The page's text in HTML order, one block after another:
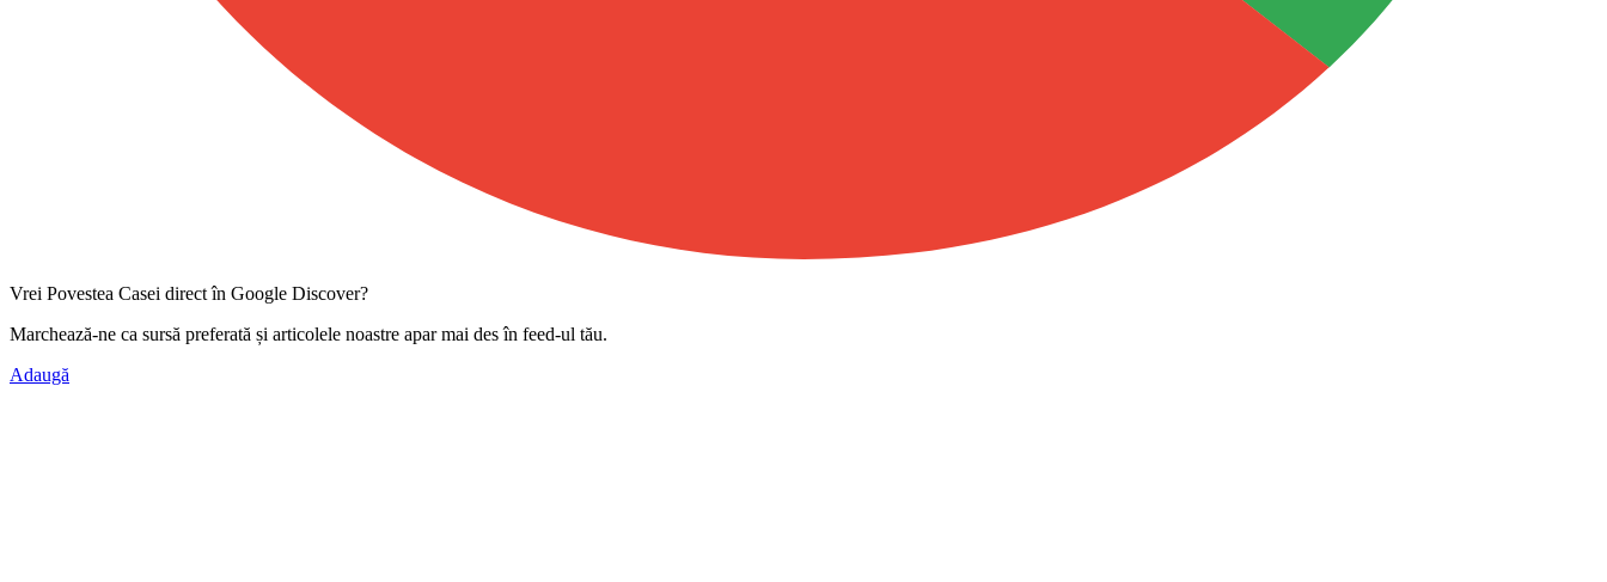
Vrei Povestea Casei direct în Google Discover?
Marchează-ne ca sursă preferată și articolele noastre apar mai des în feed-ul tău.
Adaugă